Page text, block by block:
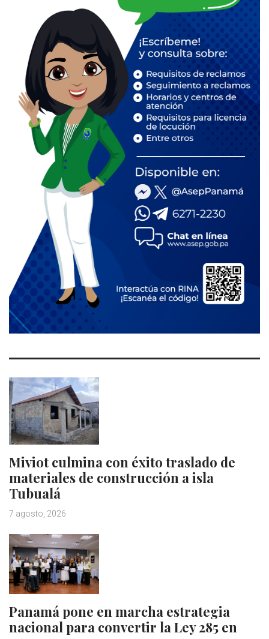
Miviot culmina con éxito traslado de
materiales de construcción a isla
Tubualá
7 agosto, 2026
Panamá pone en marcha estrategia
nacional para convertir la Ley 285 en